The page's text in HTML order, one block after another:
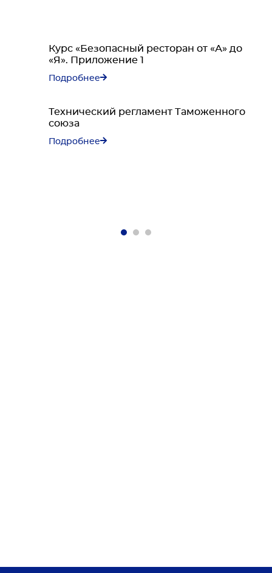
Курс «Безопасный ресторан от «А» до
«Я». Приложение 1
Подробнее
Технический регламент Таможенного
союза
Подробнее